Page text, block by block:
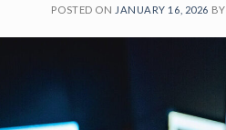
POSTED ON JANUARY 16, 2026 BY